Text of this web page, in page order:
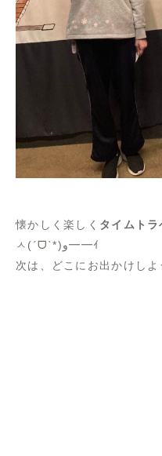
懐かしく楽しく タイムトラ
ㅅ(ˊᗜˋ*)و━━ｲ
次は、どこにお出かけし